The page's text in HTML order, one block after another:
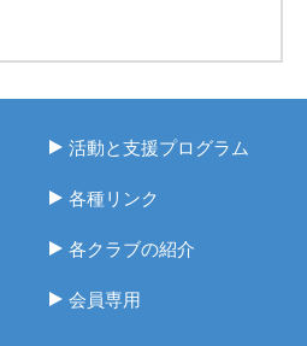
活動と支援プログラム
各種リンク
各クラブの紹介
会員専用